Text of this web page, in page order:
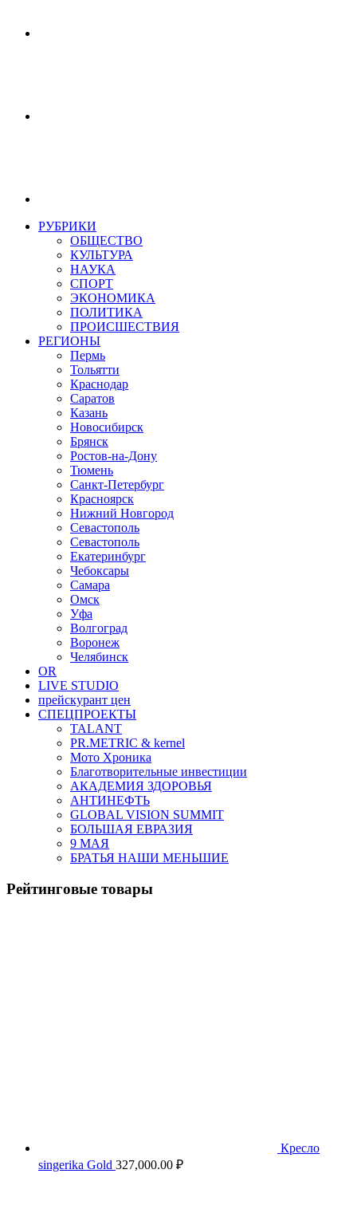
РУБРИКИ
ОБЩЕСТВО
КУЛЬТУРА
НАУКА
СПОРТ
ЭКОНОМИКА
ПОЛИТИКА
ПРОИСШЕСТВИЯ
РЕГИОНЫ
Пермь
Тольятти
Краснодар
Саратов
Казань
Новосибирск
Брянск
Ростов-на-Дону
Тюмень
Санкт-Петербург
Красноярск
Нижний Новгород
Севастополь
Севастополь
Екатеринбург
Чебоксары
Самара
Омск
Уфа
Волгоград
Воронеж
Челябинск
OR
LIVE STUDIO
прейскурант цен
СПЕЦПРОЕКТЫ
TALANT
PR.METRIC & kernel
Мото Хроника
Благотворительные инвестиции
АКАДЕМИЯ ЗДОРОВЬЯ
АНТИНЕФТЬ
GLOBAL VISION SUMMIT
БОЛЬШАЯ ЕВРАЗИЯ
9 МАЯ
БРАТЬЯ НАШИ МЕНЬШИЕ
Рейтинговые товары
Кресло
singerika Gold 327,000.00 ₽